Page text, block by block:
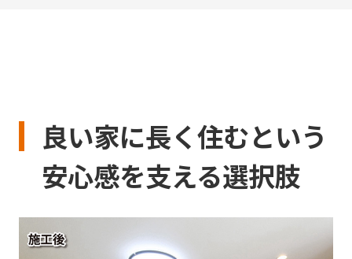
アフターサービス
お客様の声
お知らせ
良い家に長く住むという
安心感を支える選択肢